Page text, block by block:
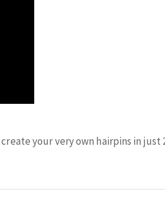
your very own hairpins in just